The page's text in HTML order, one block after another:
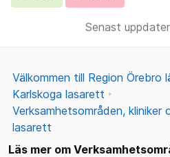
Senast
Välkommen till Region Örebro
Karlskoga lasarett
Verksamhetsområden, kliniker
lasarett
Läs mer om